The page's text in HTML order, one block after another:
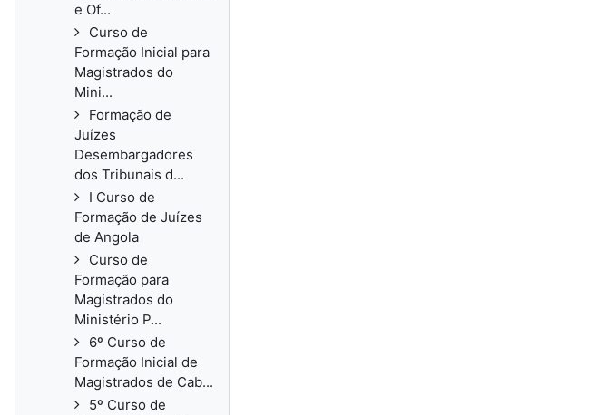
e Of...
Curso de
Formação Inicial para
Magistrados do
Mini...
Formação de
Juízes
Desembargadores
dos Tribunais d...
I Curso de
Formação de Juízes
de Angola
Curso de
Formação para
Magistrados do
Ministério P...
6º Curso de
Formação Inicial de
Magistrados de Cab...
5º Curso de